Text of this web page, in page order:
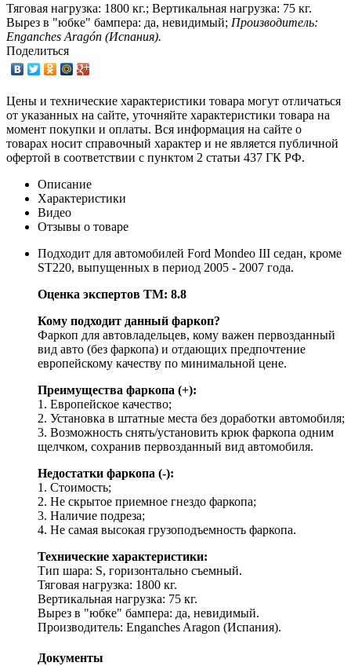
Тяговая нагрузка: 1800 кг.; Вертикальная нагрузка: 75 кг.
Вырез в "юбке" бампера: да, невидимый; Производитель:
Enganches Aragón (Испания).
Поделиться
Цены и технические характеристики товара могут отличаться
от указанных на сайте, уточняйте характеристики товара на
момент покупки и оплаты. Вся информация на сайте о
товарах носит справочный характер и не является публичной
офертой в соответствии с пунктом 2 статьи 437 ГК РФ.
Описание
Характеристики
Видео
Отзывы о товаре
Подходит для автомобилей Ford Mondeo III седан, кроме
ST220, выпущенных в период 2005 - 2007 года.
Оценка экспертов ТМ: 8.8
Кому подходит данный фаркоп?
Фаркоп для автовладельцев, кому важен первозданный
вид авто (без фаркопа) и отдающих предпочтение
европейскому качеству по минимальной цене.
Преимущества фаркопа (+):
1. Европейское качество;
2. Установка в штатные места без доработки автомобиля;
3. Возможность снять/установить крюк фаркопа одним
щелчком, сохранив первозданный вид автомобиля.
Недостатки фаркопа (-):
1. Стоимость;
2. Не скрытое приемное гнездо фаркопа;
3. Наличие подреза;
4. Не самая высокая грузоподъемность фаркопа.
Технические характеристики:
Тип шара: S, горизонтально съемный.
Тяговая нагрузка: 1800 кг.
Вертикальная нагрузка: 75 кг.
Вырез в "юбке" бампера: да, невидимый.
Производитель: Enganches Aragon (Испания).
Документы